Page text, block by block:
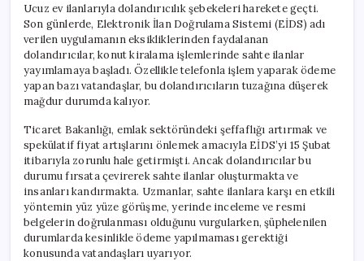
Vatandaşların
Dikkatine
Ucuz ev ilanlarıyla dolandırıcılık şebekeleri harekete geçti.
Son günlerde, Elektronik İlan Doğrulama Sistemi (EİDS) adı
verilen uygulamanın eksikliklerinden faydalanan
dolandırıcılar, konut kiralama işlemlerinde sahte ilanlar
yayımlamaya başladı. Özellikle telefonla işlem yaparak ödeme
yapan bazı vatandaşlar, bu dolandırıcıların tuzağına düşerek
mağdur durumda kalıyor.
Ticaret Bakanlığı, emlak sektöründeki şeffaflığı artırmak ve
spekülatif fiyat artışlarını önlemek amacıyla EİDS’yi 15 Şubat
itibarıyla zorunlu hale getirmişti. Ancak dolandırıcılar bu
durumu fırsata çevirerek sahte ilanlar oluşturmakta ve
insanları kandırmakta. Uzmanlar, sahte ilanlara karşı en etkili
yöntemin yüz yüze görüşme, yerinde inceleme ve resmi
belgelerin doğrulanması olduğunu vurgularken, şüphelenilen
durumlarda kesinlikle ödeme yapılmaması gerektiği
konusunda vatandaşları uyarıyor.